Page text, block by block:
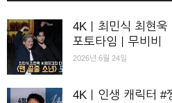
4K｜최민식 최현욱
포토타임｜무비비
2026년 6월 24일
4K｜인생 캐릭터 #